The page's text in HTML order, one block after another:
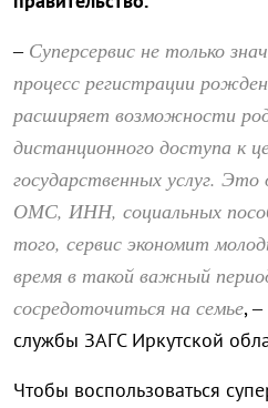
– Суперсервис не только
процесс регистрации
расширяет возможности
дистанционного доступа к
государственных услуг. Это
ОМС, ИНН, социальных
того, сервис экономит
время в такой важный
сосредоточиться на семье,
службы ЗАГС Иркутской
Чтобы воспользоваться